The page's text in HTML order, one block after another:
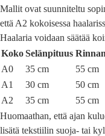
Mallit ovat suunniteltu
että A2 kokoisessa
Haalaria voidaan säätää
KokoSelänpituus
A0
35 cm 55 cm
A1
30 cm 50 cm
A2
35 cm 55 cm
Huomaathan, että ajan
lisätä tekstiilin suoja- tai